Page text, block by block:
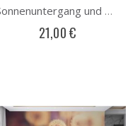
Sonnenuntergang und Palmen Fototapete
21,00 €